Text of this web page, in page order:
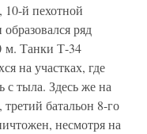
10-й пехотной
ряд
м. Танки Т-34
на участках, где
с тыла. Здесь же на
батальон 8-го
несмотря на